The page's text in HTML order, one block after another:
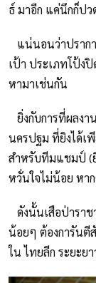
ธ์ มาอีก แค่นึกก็ป
แน่นอนว่าปราก
เป้า ประเภทโป้ง
หามาเช่นกัน
ยิ่งกับการที่ผลงา
นครปฐม ที่ยิงได้เ
สำหรับทีมแชมป์ (
หวั่นใจไม่น้อย หา
ดังนั้นเสือป่าราช
น้อยๆ ต้องการันตี
ใน ไทยลีก ระยะยา